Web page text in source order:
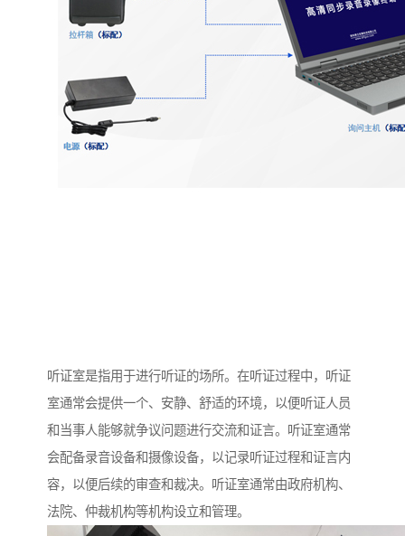
听证室是指用于进行听证的场所。在听证过程中，听证
室通常会提供一个、安静、舒适的环境，以便听证人员
和当事人能够就争议问题进行交流和证言。听证室通常
会配备录音设备和摄像设备，以记录听证过程和证言内
容，以便后续的审查和裁决。听证室通常由政府机构、
法院、仲裁机构等机构设立和管理。